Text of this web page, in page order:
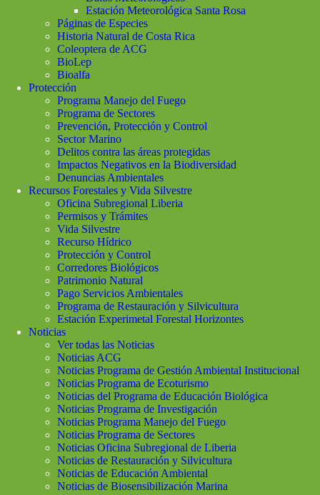
Estación Meteorológica Santa Rosa
Páginas de Especies
Historia Natural de Costa Rica
Coleoptera de ACG
BioLep
Bioalfa
Protección
Programa Manejo del Fuego
Programa de Sectores
Prevención, Protección y Control
Sector Marino
Delitos contra las áreas protegidas
Impactos Negativos en la Biodiversidad
Denuncias Ambientales
Recursos Forestales y Vida Silvestre
Oficina Subregional Liberia
Permisos y Trámites
Vida Silvestre
Recurso Hídrico
Protección y Control
Corredores Biológicos
Patrimonio Natural
Pago Servicios Ambientales
Programa de Restauración y Silvicultura
Estación Experimetal Forestal Horizontes
Noticias
Ver todas las Noticias
Noticias ACG
Noticias Programa de Gestión Ambiental Institucional
Noticias Programa de Ecoturismo
Noticias del Programa de Educación Biológica
Noticias Programa de Investigación
Noticias Programa Manejo del Fuego
Noticias Programa de Sectores
Noticias Oficina Subregional de Liberia
Noticias de Restauración y Silvicultura
Noticias de Educación Ambiental
Noticias de Biosensibilización Marina